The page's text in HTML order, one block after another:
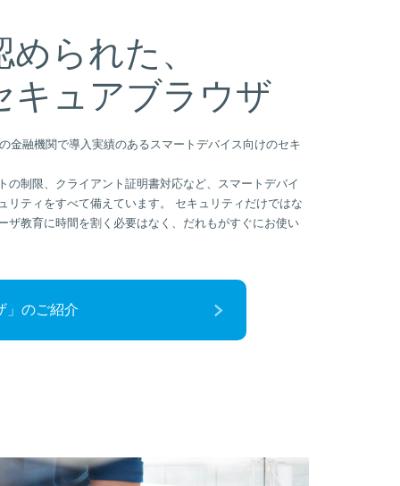
られた、
キュアブラウザ
金融機関で導入実績のあるスマートデバイス向けのセキ
の制限、クライアント証明書対応など、スマートデバイ
リティをすべて備えています。 セキュリティだけではな
ザ教育に時間を割く必要はなく、だれもがすぐにお使い
」のご紹介